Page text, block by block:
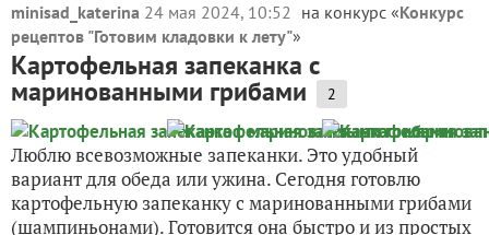
minisad_katerina 24 мая 2024, 10:52 на конкурс «Конкурс
рецептов "Готовим кладовки к лету"»
Картофельная запеканка с
маринованными грибами 2
Люблю всевозможные запеканки. Это удобный
вариант для обеда или ужина. Сегодня готовлю
картофельную запеканку с маринованными грибами
(шампиньонами). Готовится она быстро и из простых